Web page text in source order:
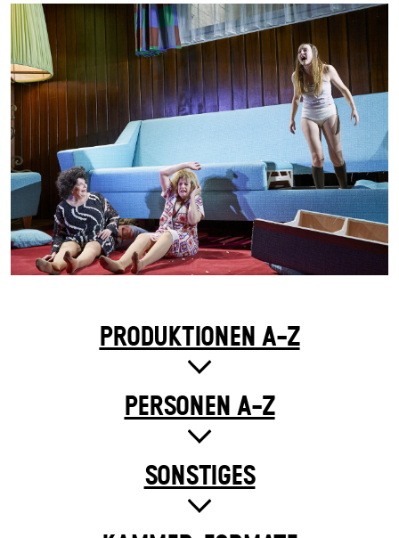
PRODUKTIONEN A-Z
PERSONEN A-Z
SONSTIGES